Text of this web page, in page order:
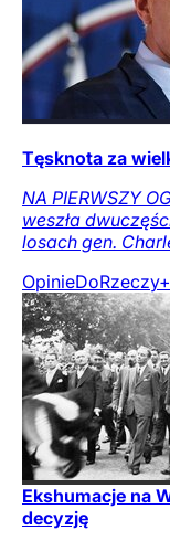
Tęsknota za
NA PIERWSZY
weszła
losach gen.
OpinieDoRzeczy+
Ekshumacje na
decyzję